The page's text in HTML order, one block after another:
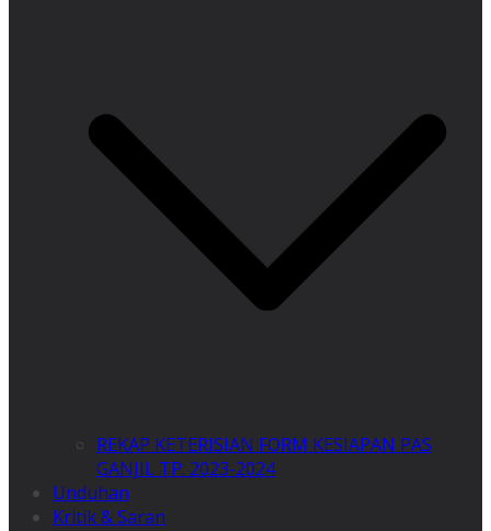
REKAP KETERISIAN FORM KESIAPAN PAS
GANJIL TP. 2023-2024
Unduhan
Kritik & Saran